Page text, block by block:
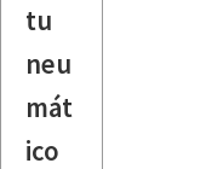
tu
neu
mát
ico